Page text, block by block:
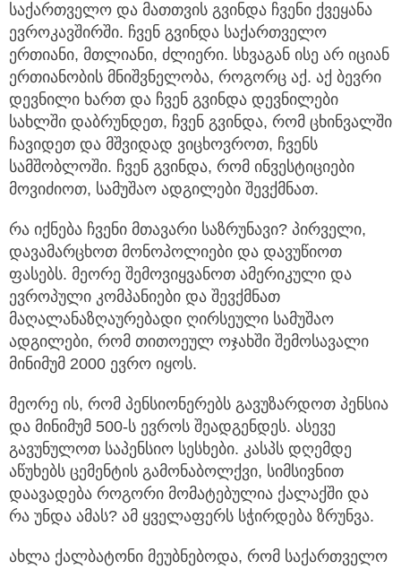
საქართველო და მათთვის გვინდა ჩვენი ქვეყანა
ევროკავშირში. ჩვენ გვინდა საქართველო
ერთიანი, მთლიანი, ძლიერი. სხვაგან ისე არ იციან
ერთიანობის მნიშვნელობა, როგორც აქ. აქ ბევრი
დევნილი ხართ და ჩვენ გვინდა დევნილები
სახლში დაბრუნდეთ, ჩვენ გვინდა, რომ ცხინვალში
ჩავიდეთ და მშვიდად ვიცხოვროთ, ჩვენს
სამშობლოში. ჩვენ გვინდა, რომ ინვესტიციები
მოვიძიოთ, სამუშაო ადგილები შევქმნათ.
რა იქნება ჩვენი მთავარი საზრუნავი? პირველი,
დავამარცხოთ მონოპოლიები და დავუწიოთ
ფასებს. მეორე შემოვიყვანოთ ამერიკული და
ევროპული კომპანიები და შევქმნათ
მაღალანაზღაურებადი ღირსეული სამუშაო
ადგილები, რომ თითოეულ ოჯახში შემოსავალი
მინიმუმ 2000 ევრო იყოს.
მეორე ის, რომ პენსიონერებს გავუზარდოთ პენსია
და მინიმუმ 500-ს ევროს შეადგენდეს. ასევე
გავუნულოთ საპენსიო სესხები. კასპს დღემდე
აწუხებს ცემენტის გამონაბოლქვი, სიმსივნით
დაავადება როგორი მომატებულია ქალაქში და
რა უნდა ამას? ამ ყველაფერს სჭირდება ზრუნვა.
ახლა ქალბატონი მეუბნებოდა, რომ საქართველო